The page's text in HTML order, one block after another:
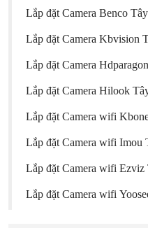
Lắp đặt Camera Benco
Lắp đặt Camera Kbvision
Lắp đặt Camera
Lắp đặt Camera Hilook
Lắp đặt Camera wifi
Lắp đặt Camera wifi Imou
Lắp đặt Camera wifi Ezviz
Lắp đặt Camera wifi